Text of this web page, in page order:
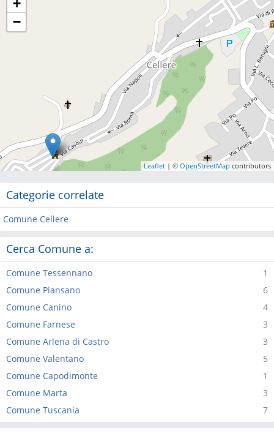
+
−
Leaflet | © OpenStreetMap contributors
Categorie correlate
Comune Cellere
Cerca Comune a:
1
Comune Tessennano
6
Comune Piansano
4
Comune Canino
3
Comune Farnese
3
Comune Arlena di Castro
5
Comune Valentano
1
Comune Capodimonte
3
Comune Marta
7
Comune Tuscania